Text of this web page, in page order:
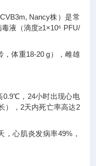
Nancy株）是常
液（滴度≥1×10⁶ PFU/
，体重18-20 g），雌雄
0.9℃，24小时出现心电
），2天内死亡率高达2
，心肌炎发病率49%，